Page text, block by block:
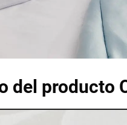
del producto